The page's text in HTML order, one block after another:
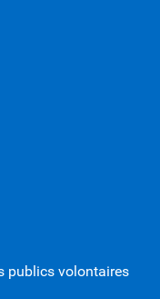
publics volontaires